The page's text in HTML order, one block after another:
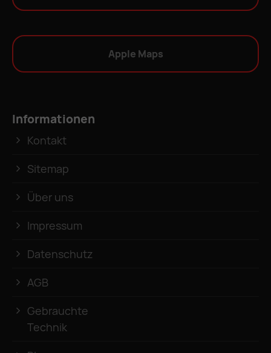
Apple Maps
Informationen
Kontakt
Sitemap
Über uns
Impressum
Datenschutz
AGB
Gebrauchte
Technik